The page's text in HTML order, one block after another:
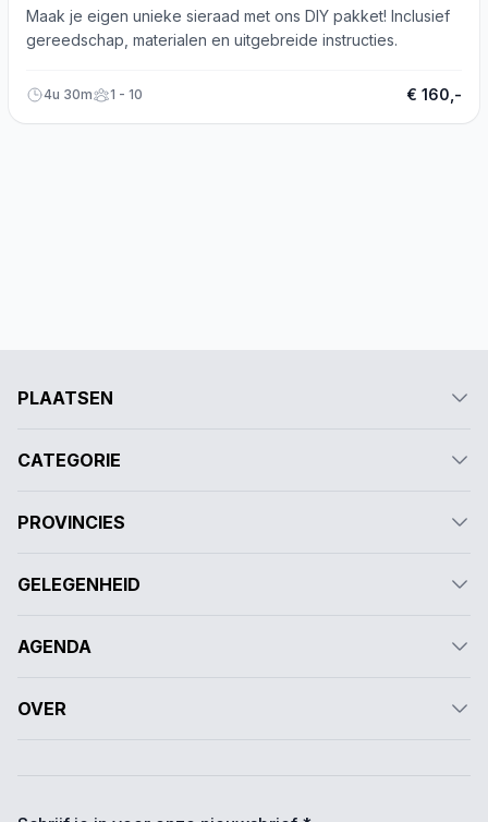
Maak je eigen unieke sieraad met ons DIY pakket! Inclusief
gereedschap, materialen en uitgebreide instructies.
4u 30m 1 - 10 € 160,-
PLAATSEN
CATEGORIE
PROVINCIES
GELEGENHEID
AGENDA
OVER